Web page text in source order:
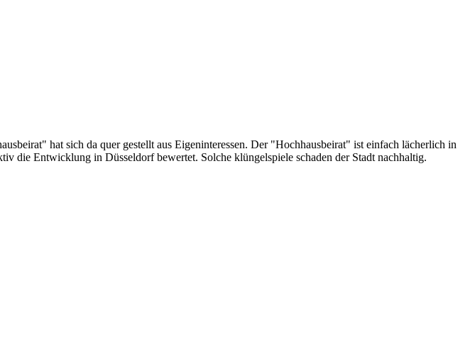
hat sich da quer gestellt aus Eigeninteressen. Der "Hochhausbeirat" ist einfach lächerlich in
die Entwicklung in Düsseldorf bewertet. Solche klüngelspiele schaden der Stadt nachhaltig.